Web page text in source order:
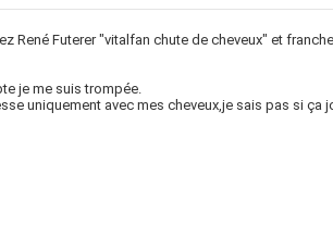
René Futerer "vitalfan chute de cheveux" et
je me suis trompée.
uniquement avec mes cheveux,je sais pas si ça